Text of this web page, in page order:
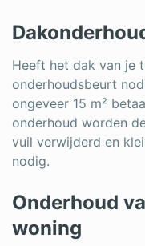
Heeft het dak van je
onderhoudsbeurt
ongeveer 15 m²
onderhoud worden
vuil verwijderd en
nodig.
Onderhoud
woning